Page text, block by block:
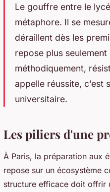
Le gouffre entre le
métaphore. Il se
déraillent dès les
repose plus
méthodiquement,
appelle réussite, c’est
universitaire.
Les piliers d'une
À Paris, la préparation aux
repose sur un écosystème
structure efficace doit offrir